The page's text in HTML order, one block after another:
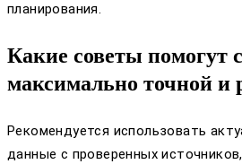
планирования.
Какие советы помогут
максимально точной и
Рекомендуется использовать
данные с проверенных